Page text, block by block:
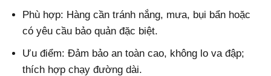
Phù hợp: Hàng cần tránh nắng, mưa, bụi bẩn hoặc
có yêu cầu bảo quản đặc biệt.
Ưu điểm: Đảm bảo an toàn cao, không lo va đập;
thích hợp chạy đường dài.